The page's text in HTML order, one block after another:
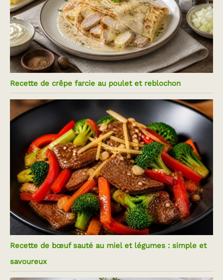
Recette de crêpe farcie au poulet et reblochon
Recette de bœuf sauté au miel et légumes : simple et
savoureux